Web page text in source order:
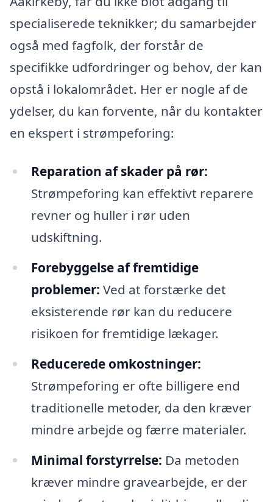
specialiserede teknikker; du samarbejder
også med fagfolk, der forstår de
specifikke udfordringer og behov, der kan
opstå i lokalområdet. Her er nogle af de
ydelser, du kan forvente, når du kontakter
en ekspert i strømpeforing:
Reparation af skader på rør:
Strømpeforing kan effektivt reparere
revner og huller i rør uden
udskiftning.
Forebyggelse af fremtidige
problemer: Ved at forstærke det
eksisterende rør kan du reducere
risikoen for fremtidige lækager.
Reducerede omkostninger:
Strømpeforing er ofte billigere end
traditionelle metoder, da den kræver
mindre arbejde og færre materialer.
Minimal forstyrrelse: Da metoden
kræver mindre gravearbejde, er der